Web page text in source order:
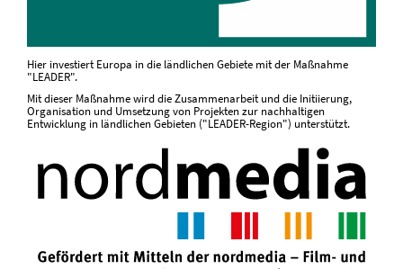
Hier investiert Europa in die ländlichen Gebiete mit der Maßnahme
"LEADER".
Mit dieser Maßnahme wird die Zusammenarbeit und die Initiierung,
Organisation und Umsetzung von Projekten zur nachhaltigen
Entwicklung in ländlichen Gebieten ("LEADER-Region") unterstützt.